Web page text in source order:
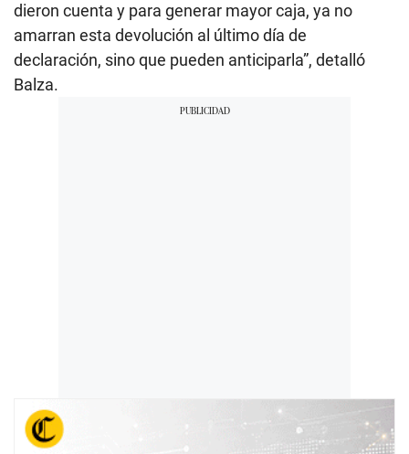
dieron cuenta y para generar mayor caja, ya no
amarran esta devolución al último día de
declaración, sino que pueden anticiparla”, detalló
Balza.